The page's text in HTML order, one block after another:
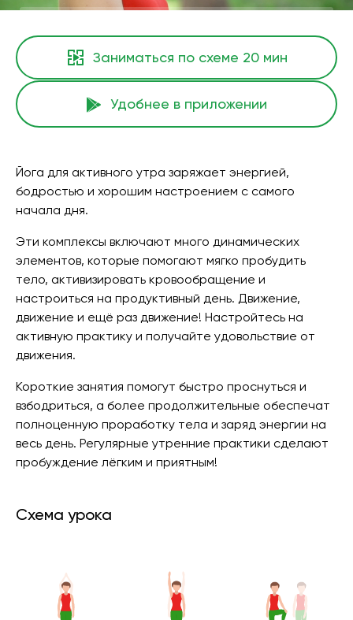
Заниматься по схеме 20 мин
Удобнее в приложении
Йога для активного утра заряжает энергией,
бодростью и хорошим настроением с самого
начала дня.
Эти комплексы включают много динамических
элементов, которые помогают мягко пробудить
тело, активизировать кровообращение и
настроиться на продуктивный день. Движение,
движение и ещё раз движение! Настройтесь на
активную практику и получайте удовольствие от
движения.
Короткие занятия помогут быстро проснуться и
взбодриться, а более продолжительные обеспечат
полноценную проработку тела и заряд энергии на
весь день. Регулярные утренние практики сделают
пробуждение лёгким и приятным!
Схема урока